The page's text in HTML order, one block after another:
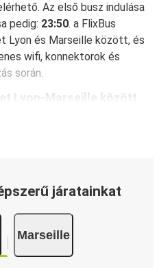
Az első busz indulása
pedig: 23:50. a FlixBus
Lyon és Marseille között, és
wifi, konnektorok és
során.
Lyon-Marseille között
egyszerű: a
például hitelkártya,
járatainkat
Marseille